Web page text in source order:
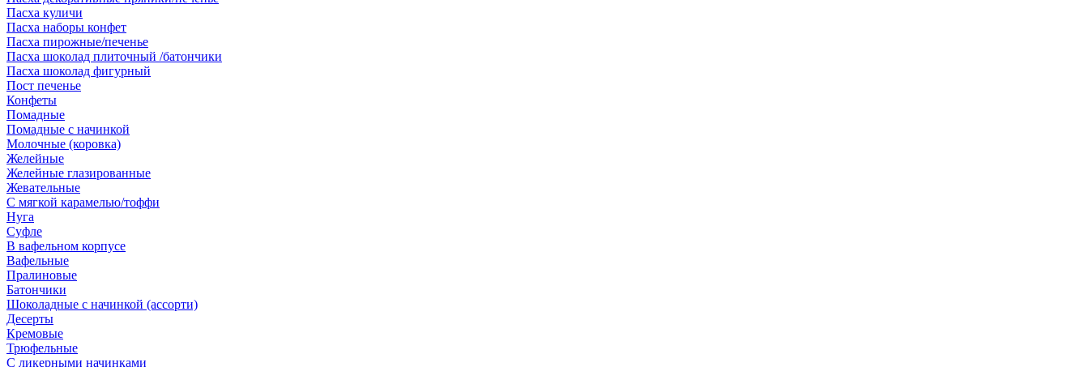
Пасха куличи
Пасха наборы конфет
Пасха пирожные/печенье
Пасха шоколад плиточный /батончики
Пасха шоколад фигурный
Пост печенье
Конфеты
Помадные
Помадные с начинкой
Молочные (коровка)
Желейные
Желейные глазированные
Жевательные
С мягкой карамелью/тоффи
Нуга
Суфле
В вафельном корпусе
Вафельные
Пралиновые
Батончики
Шоколадные с начинкой (ассорти)
Десерты
Кремовые
Трюфельные
С ликерными начинками